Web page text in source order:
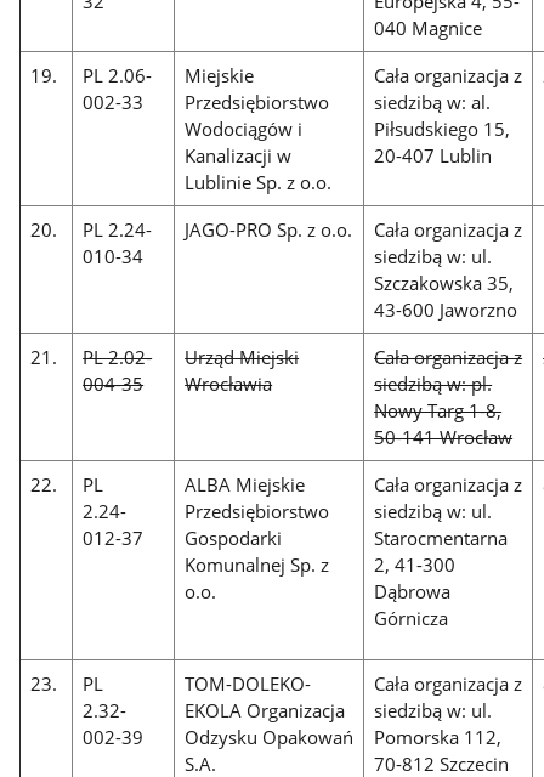
040 Magnice
19.
PL 2.06-
002-33
Miejskie
Przedsiębiorstwo
Wodociągów i
Kanalizacji w
Lublinie Sp. z o.o.
Cała organizacja z
siedzibą w: al.
Piłsudskiego 15,
20-407 Lublin
20.
PL 2.24-
010-34
JAGO-PRO Sp. z o.o.
Cała organizacja z
siedzibą w: ul.
Szczakowska 35,
43-600 Jaworzno
21.
PL 2.02-
004-35
Urząd Miejski
Wrocławia
Cała organizacja z
siedzibą w: pl.
Nowy Targ 1-8,
50-141 Wrocław
22.
PL
2.24-
012-37
ALBA Miejskie
Przedsiębiorstwo
Gospodarki
Komunalnej Sp. z
o.o.
Cała organizacja z
siedzibą w: ul.
Starocmentarna
2, 41-300
Dąbrowa
Górnicza
23.
PL
2.32-
002-39
TOM-DOLEKO-
EKOLA Organizacja
Odzysku Opakowań
S.A.
Cała organizacja z
siedzibą w: ul.
Pomorska 112,
70-812 Szczecin